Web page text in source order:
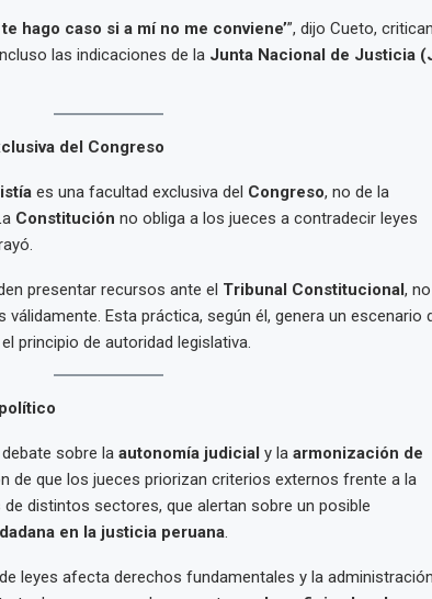
hago caso si a mí no me conviene’”, dijo Cueto,
las indicaciones de la Junta Nacional de Justicia
del Congreso
es una facultad exclusiva del Congreso, no de la
Constitución no obliga a los jueces a contradecir leyes
presentar recursos ante el Tribunal Constitucional, no
válidamente. Esta práctica, según él, genera un escenario
principio de autoridad legislativa.
sobre la autonomía judicial y la armonización de
de que los jueces priorizan criterios externos frente a la
distintos sectores, que alertan sobre un posible
en la justicia peruana.
leyes afecta derechos fundamentales y la